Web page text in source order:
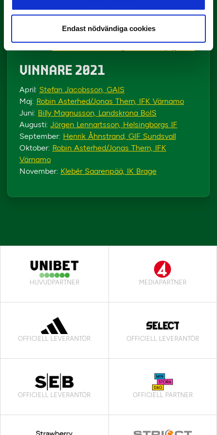
Endast nödvändiga cookies
Augusti:Brynjar Gunnarsson, Örgryte IS
September:Christer Mattiasson, IF
VINNARE 2021
April: Stefan Jacobsson, GAIS
Maj: Robin Asterhed/Jonas Thern, IFK Värnamo
Juni: Billy Magnusson, Landskrona BoIS
Augusti: Jörgen Lennartsson, Helsingborgs IF
September: Henrik Åhnstrand, GIF Sundsvall
Oktober: Robin Asterhed/Jonas Thern, IFK
Värnamo
November: Klebér Saarenpää, IK Brage
HUVUDPARTNER MEDIAPARTNER
OFFICIELL LEVERANTÖR OFFICIELL LEVERANTÖR
OFFICIELL LEVERANTÖR OFFICIELL PARTNER